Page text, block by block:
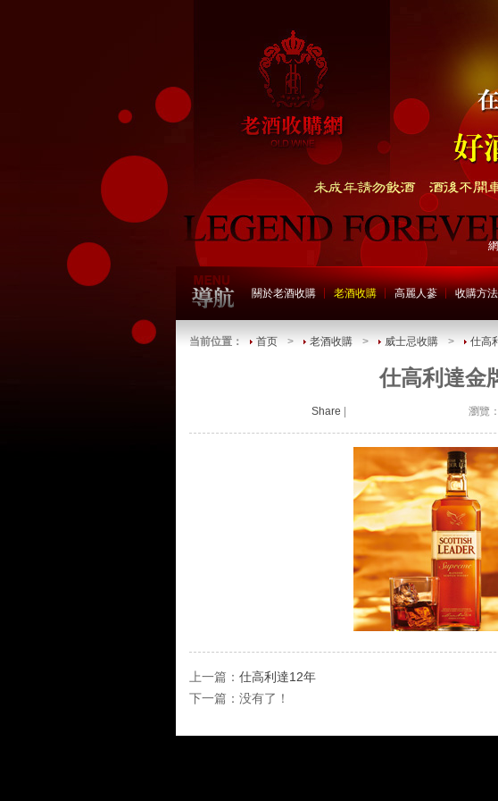
關於老酒收購 老酒收購 高麗人蔘 收購方法
当前位置： 首页 > 老酒收購 > 威士忌收購 > 仕高
仕高利達金
瀏覽
Share
上一篇： 仕高利達12年
下一篇：没有了！